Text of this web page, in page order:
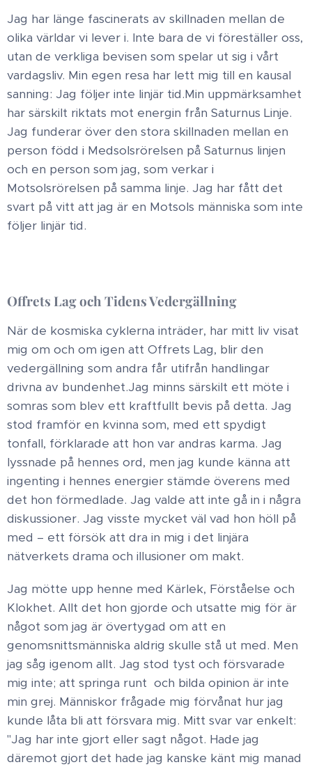
Jag har länge fascinerats av skillnaden mellan de
olika världar vi lever i. Inte bara de vi föreställer oss,
utan de verkliga bevisen som spelar ut sig i vårt
vardagsliv. Min egen resa har lett mig till en kausal
sanning: Jag följer inte linjär tid. ​Min uppmärksamhet
har särskilt riktats mot energin från Saturnus Linje.
Jag funderar över den stora skillnaden mellan en
person född i Medsolsrörelsen på Saturnus linjen
och en person som jag, som verkar i
Motsolsrörelsen på samma linje. Jag har fått det
svart på vitt att jag är en Motsols människa som inte
följer linjär tid. ​
Offrets Lag och Tidens Vedergällning
När de kosmiska cyklerna inträder, har mitt liv visat
mig om och om igen att Offrets Lag, blir den
vedergällning som andra får utifrån handlingar
drivna av bundenhet.​Jag minns särskilt ett möte i
somras som blev ett kraftfullt bevis på detta. Jag
stod framför en kvinna som, med ett spydigt
tonfall, förklarade att hon var andras karma. Jag
lyssnade på hennes ord, men jag kunde känna att
ingenting i hennes energier stämde överens med
det hon förmedlade. Jag valde att inte gå in i några
diskussioner. Jag visste mycket väl vad hon höll på
med – ett försök att dra in mig i det linjära
nätverkets drama och illusioner om makt.​
Jag mötte upp henne med Kärlek, Förståelse och
Klokhet.​ Allt det hon gjorde och utsatte mig för är
något som jag är övertygad om att en
genomsnittsmänniska aldrig skulle stå ut med. Men
jag såg igenom allt. Jag stod tyst och försvarade
mig inte; att springa runt och bilda opinion är inte
min grej. Människor frågade mig förvånat hur jag
kunde låta bli att försvara mig. Mitt svar var enkelt:
"Jag har inte gjort eller sagt något. Hade jag
däremot gjort det hade jag kanske känt mig manad